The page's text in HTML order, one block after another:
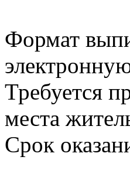
Формат
Требуется
места
Срок